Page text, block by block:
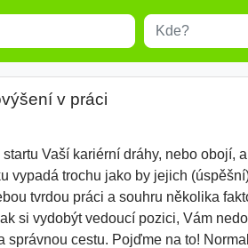
Místo
results.
v práci
Vaší kariérní dráhy, nebo
vypadá trochu jako by jejich
tvrdou práci a souhru několika
si vydobýt vedoucí pozici, Vám
správnou cestu. Pojďme na to!